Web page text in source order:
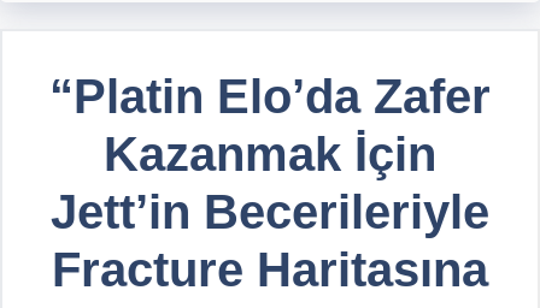
“Platin Elo’da Zafer
Kazanmak İçin
Jett’in Becerileriyle
Fracture Haritasına